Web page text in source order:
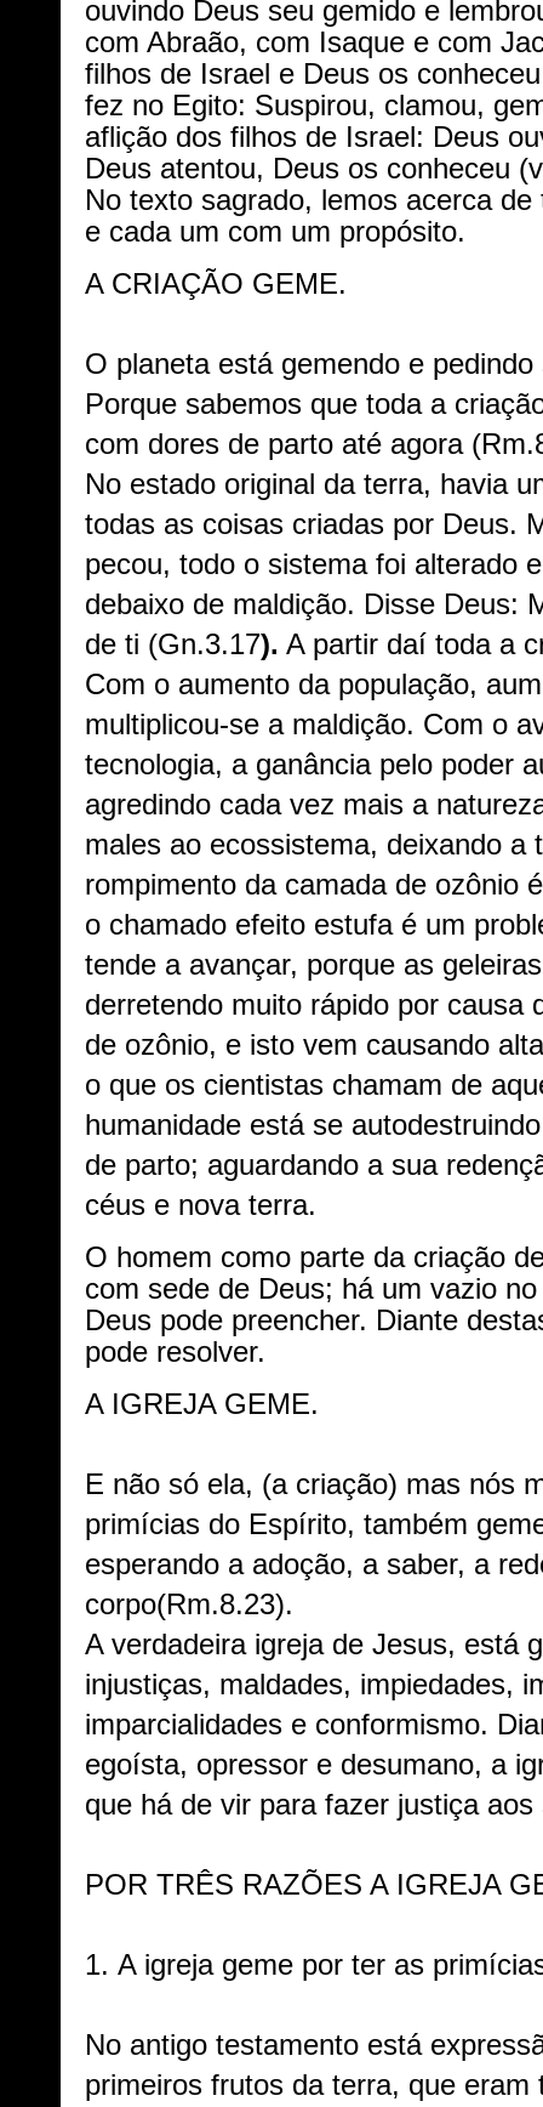
ouvindo Deus seu gemido e
com Abraão, com Isaque e com
filhos de Israel e Deus os
fez no Egito: Suspirou, clamou,
aflição dos filhos de Israel: Deus
Deus atentou, Deus os conheceu
No texto sagrado, lemos acerca
e cada um com um propósito.
A CRIAÇÃO GEME.
O planeta está gemendo e pedindo
Porque sabemos que toda a
com dores de parto até agora
No estado original da terra, havia
todas as coisas criadas por Deus.
pecou, todo o sistema foi alterado
debaixo de maldição. Disse Deus:
de ti (Gn.3.17). A partir daí toda a
Com o aumento da população,
multiplicou-se a maldição. Com o
tecnologia, a ganância pelo poder
agredindo cada vez mais a
males ao ecossistema, deixando a
rompimento da camada de ozônio
o chamado efeito estufa é um
tende a avançar, porque as
derretendo muito rápido por causa
de ozônio, e isto vem causando
o que os cientistas chamam de
humanidade está se
de parto; aguardando a sua
céus e nova terra.
O homem como parte da criação
com sede de Deus; há um vazio
Deus pode preencher. Diante
pode resolver.
A IGREJA GEME.
E não só ela, (a criação) mas nós
primícias do Espírito, também
esperando a adoção, a saber, a
corpo(Rm.8.23).
A verdadeira igreja de Jesus, está
injustiças, maldades, impiedades,
imparcialidades e conformismo.
egoísta, opressor e desumano, a
que há de vir para fazer justiça
POR TRÊS RAZÕES A IGREJA
1. A igreja geme por ter as
No antigo testamento está
primeiros frutos da terra, que